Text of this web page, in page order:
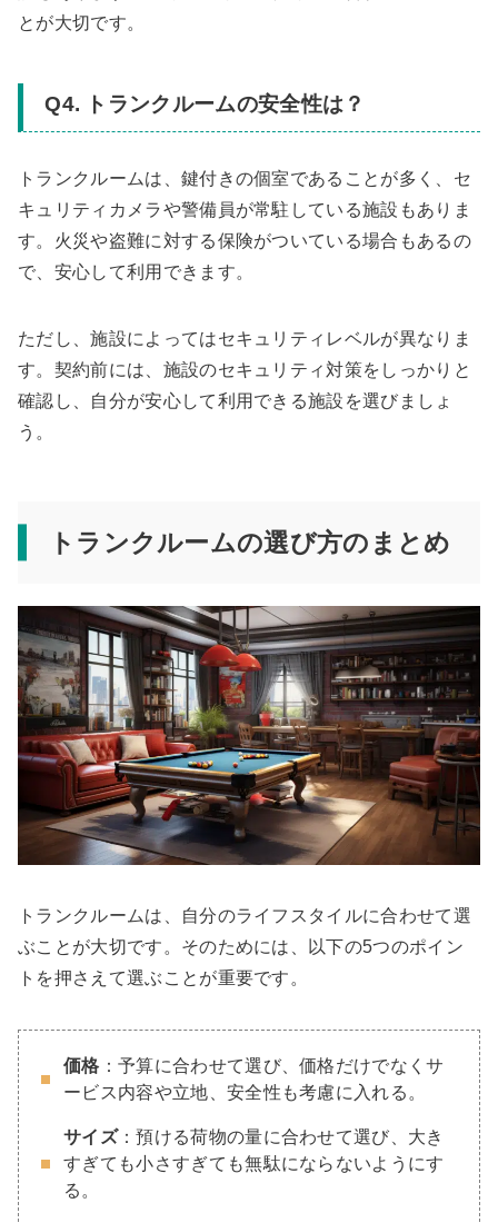
とが大切です。
Q4. トランクルームの安全性は？
トランクルームは、鍵付きの個室であることが多く、セ
キュリティカメラや警備員が常駐している施設もありま
す。火災や盗難に対する保険がついている場合もあるの
で、安心して利用できます。
ただし、施設によってはセキュリティレベルが異なりま
す。契約前には、施設のセキュリティ対策をしっかりと
確認し、自分が安心して利用できる施設を選びましょ
う。
トランクルームの選び方のまとめ
トランクルームは、自分のライフスタイルに合わせて選
ぶことが大切です。そのためには、以下の5つのポイン
トを押さえて選ぶことが重要です。
価格 ：予算に合わせて選び、価格だけでなくサ
ービス内容や立地、安全性も考慮に入れる。
サイズ：預ける荷物の量に合わせて選び、大き
すぎても小さすぎても無駄にならないようにす
る。